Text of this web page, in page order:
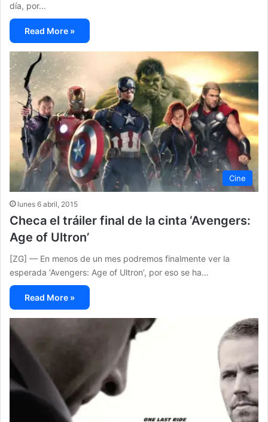
día, por…
Read More »
Cine
lunes 6 abril, 2015
Checa el tráiler final de la cinta ‘Avengers:
Age of Ultron’
[ZG] — En menos de un mes podremos finalmente ver la
esperada ‘Avengers: Age of Ultron’, por eso se ha…
Read More »